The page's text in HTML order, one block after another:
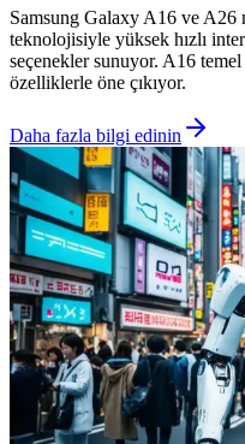
Samsung Galaxy A16 ve A26
teknolojisiyle yüksek hızlı
seçenekler sunuyor. A16
özelliklerle öne çıkıyor.
Daha fazla bilgi edinin